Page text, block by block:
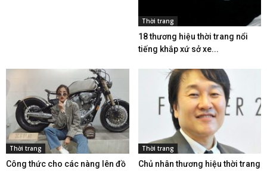
Thời trang
18 thương hiệu thời trang nổi
tiếng khắp xứ sở xe...
Thời trang
Công thức cho các nàng lên đồ
Thời trang
Chủ nhân thương hiệu thời trang